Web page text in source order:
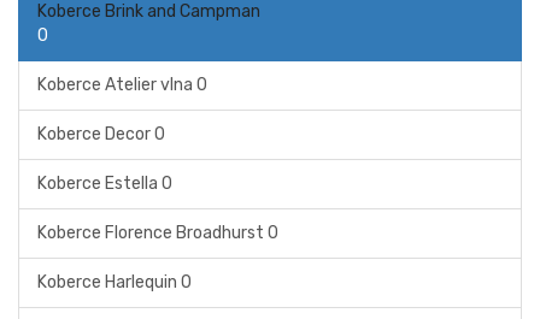
Koberce Brink and Campman
0
Koberce Atelier vlna 0
Koberce Decor0
Koberce Estella 0
Koberce Florence Broadhurst 0
Koberce Harlequin 0